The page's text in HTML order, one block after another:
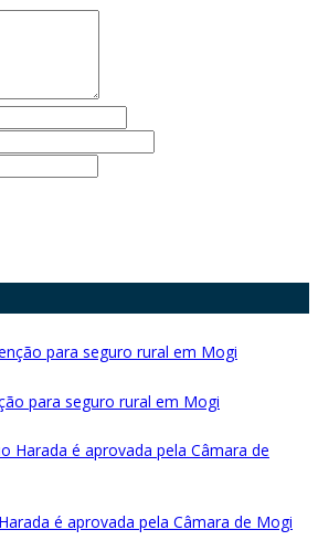
para seguro rural em Mogi
é aprovada pela Câmara de Mogi